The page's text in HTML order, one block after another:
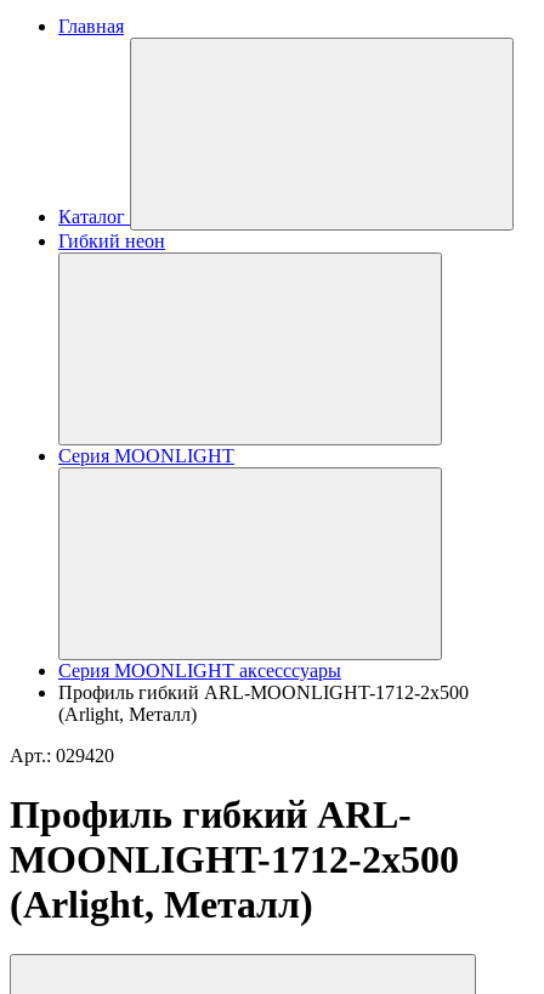
Главная
Каталог
Гибкий неон
Серия MOONLIGHT
Серия MOONLIGHT аксесссуары
Профиль гибкий ARL-MOONLIGHT-1712-2x500
(Arlight, Металл)
Арт.: 029420
Профиль гибкий ARL-
MOONLIGHT-1712-2x500
(Arlight, Металл)